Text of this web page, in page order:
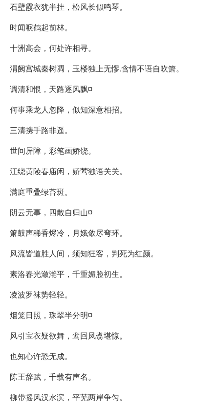
石壁霞衣犹半挂，松风长似鸣琴。
时闻唳鹤起前林。
十洲高会，何处许相寻。
渭阙宫城秦树凋，玉楼独上无憀.含情不语自吹箫。
调清和恨，天路逐风飘¤
何事乘龙人忽降，似知深意相招。
三清携手路非遥。
世间屏障，彩笔画娇饶。
江绕黄陵春庙闲，娇莺独语关关。
满庭重叠绿苔斑。
阴云无事，四散自归山¤
箫鼓声稀香烬冷，月娥敛尽弯环。
风流皆道胜人间，须知狂客，判死为红颜。
素洛春光潋滟平，千重媚脸初生。
凌波罗袜势轻轻。
烟笼日照，珠翠半分明¤
风引宝衣疑欲舞，鸾回凤翥堪惊。
也知心许恐无成。
陈王辞赋，千载有声名。
柳带摇风汉水滨，平芜两岸争匀。